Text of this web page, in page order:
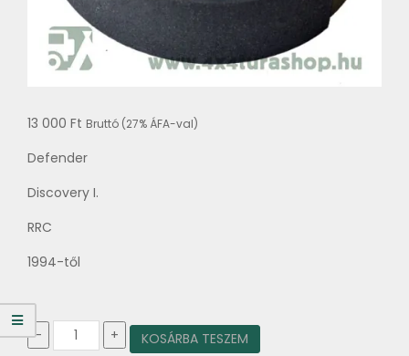
13 000 Ft Bruttó (27% ÁFA-val)
Defender
Discovery I.
RRC
1994-től
-
Kézifék
fékpofa
+ KOSÁRBA TESZEM